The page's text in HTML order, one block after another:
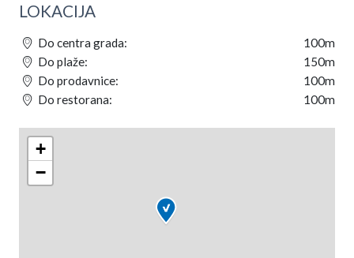
LOKACIJA
Do centra grada:
100m
Do plaže:
150m
Do prodavnice:
100m
Do restorana:
100m
+
−